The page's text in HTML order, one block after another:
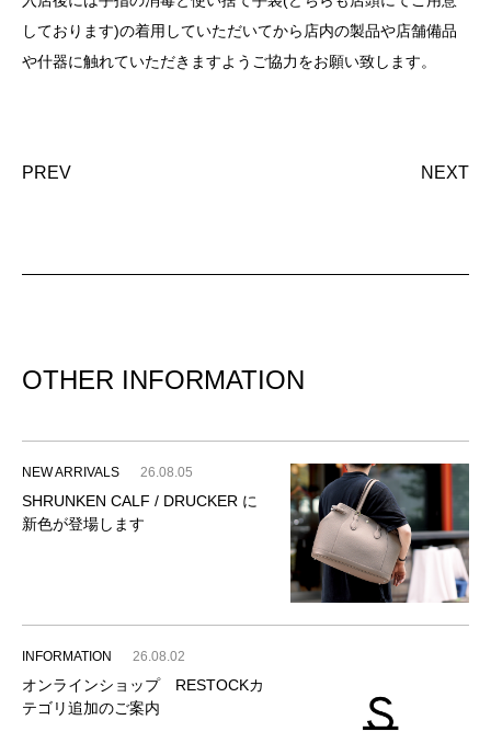
しております)の着用していただいてから店内の製品や店舗備品
や什器に触れていただきますようご協力をお願い致します。
PREV NEXT
OTHER INFORMATION
NEW ARRIVALS 26.08.05
SHRUNKEN CALF / DRUCKER に
新色が登場します
INFORMATION 26.08.02
オンラインショップ RESTOCKカ
テゴリ追加のご案内